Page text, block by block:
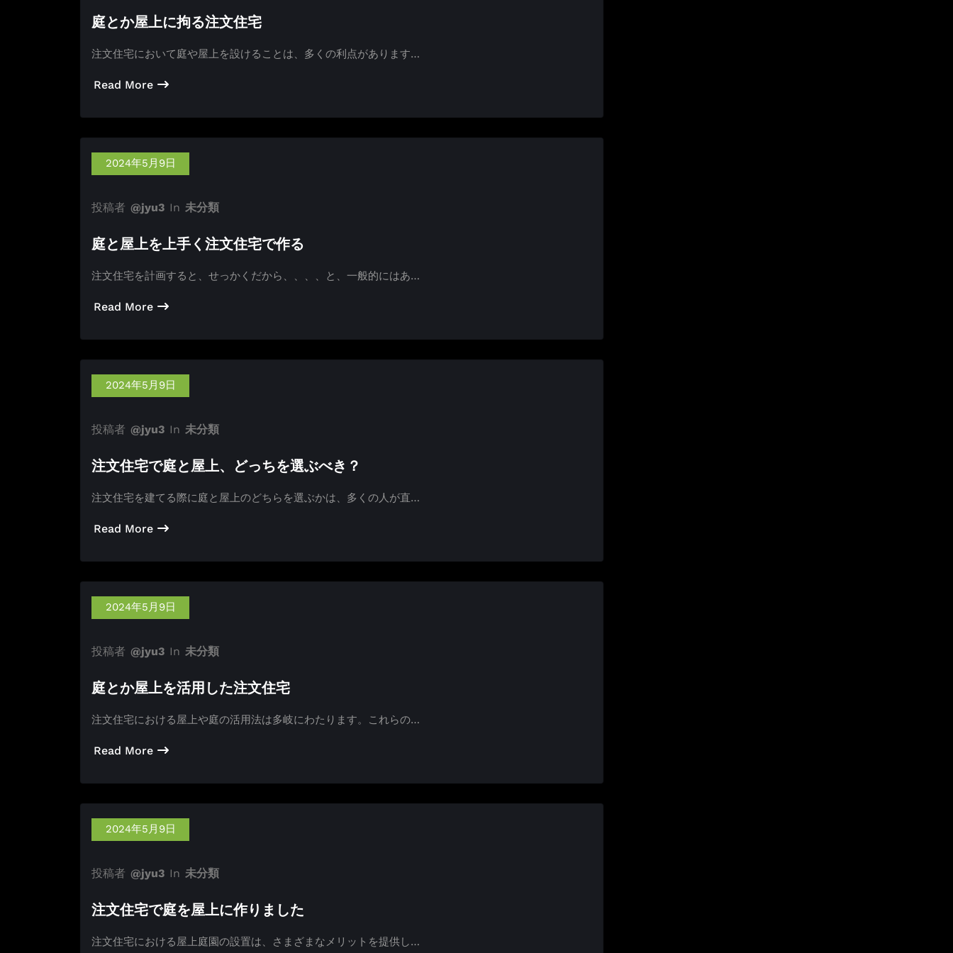
庭とか屋上に拘る注文住宅
注文住宅において庭や屋上を設けることは、多くの利点があります…
Read More
2024年5月9日
投稿者 @jyu3 In 未分類
庭と屋上を上手く注文住宅で作る
注文住宅を計画すると、せっかくだから、、、、と、一般的にはあ…
Read More
2024年5月9日
投稿者 @jyu3 In 未分類
注文住宅で庭と屋上、どっちを選ぶべき？
注文住宅を建てる際に庭と屋上のどちらを選ぶかは、多くの人が直…
Read More
2024年5月9日
投稿者 @jyu3 In 未分類
庭とか屋上を活用した注文住宅
注文住宅における屋上や庭の活用法は多岐にわたります。これらの…
Read More
2024年5月9日
投稿者 @jyu3 In 未分類
注文住宅で庭を屋上に作りました
注文住宅における屋上庭園の設置は、さまざまなメリットを提供し…